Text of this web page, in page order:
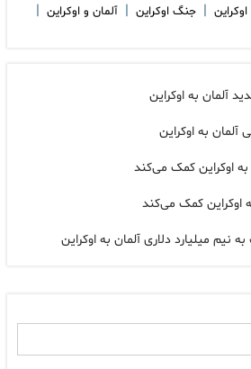
| جنگ اوکراین | آلمان و اوکراین |
آلمان به اوکراین
به اوکراین کمک می‌کند
نیم میلیارد دلاری آلمان به اوکراین